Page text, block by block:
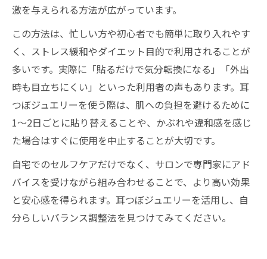
激を与えられる方法が広がっています。
この方法は、忙しい方や初心者でも簡単に取り入れやす
く、ストレス緩和やダイエット目的で利用されることが
多いです。実際に「貼るだけで気分転換になる」「外出
時も目立ちにくい」といった利用者の声もあります。耳
つぼジュエリーを使う際は、肌への負担を避けるために
1〜2日ごとに貼り替えることや、かぶれや違和感を感じ
た場合はすぐに使用を中止することが大切です。
自宅でのセルフケアだけでなく、サロンで専門家にアド
バイスを受けながら組み合わせることで、より高い効果
と安心感を得られます。耳つぼジュエリーを活用し、自
分らしいバランス調整法を見つけてみてください。